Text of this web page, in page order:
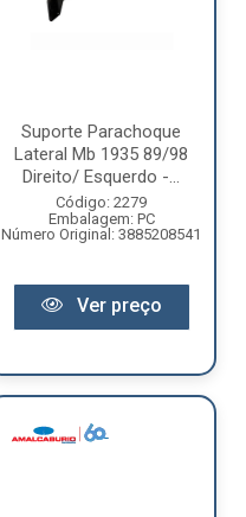
Suporte Parachoque
Lateral Mb 1935 89/98
Direito/ Esquerdo -...
Código: 2279
Embalagem: PC
Número Original: 3885208541
Ver preço